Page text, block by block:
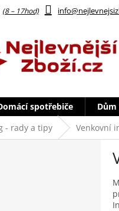
spotřebiče Dům
- rady a tipy Venkovní